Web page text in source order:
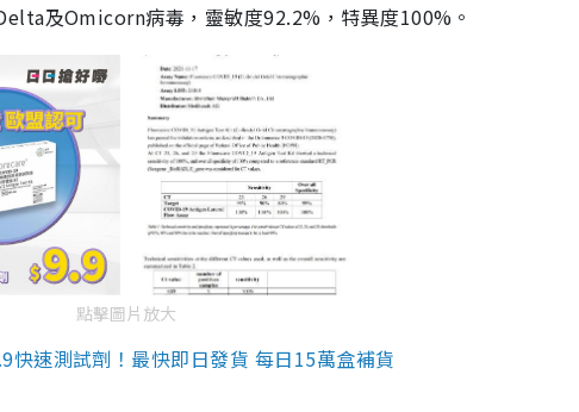
及Omicorn病毒，靈敏度92.2%，特異度100%。
點擊圖片放大
速測試劑！最快即日發貨 每日15萬盒補貨